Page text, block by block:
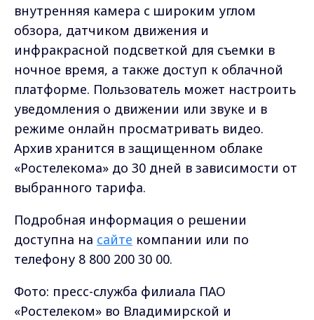
внутренняя камера с широким углом
обзора, датчиком движения и
инфракрасной подсветкой для съемки в
ночное время, а также доступ к облачной
платформе. Пользователь может настроить
уведомления о движении или звуке и в
режиме онлайн просматривать видео.
Архив хранится в защищенном облаке
«Ростелекома» до 30 дней в зависимости от
выбранного тарифа.
Подробная информация о решении
доступна на сайте компании или по
телефону 8 800 200 30 00.
Фото: пресс-служба филиала ПАО
«Ростелеком» во Владимирской и